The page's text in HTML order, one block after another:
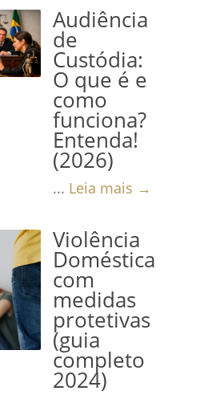
Audiência
de
Custódia:
O que é e
como
funciona?
Entenda!
(2026)
... Leia mais →
Violência
Doméstica
com
medidas
protetivas
(guia
completo
2024)